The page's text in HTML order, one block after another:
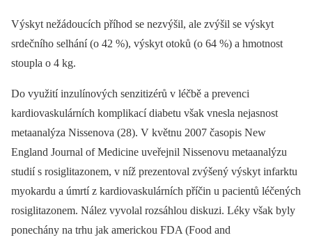
Výskyt nežádoucích příhod se nezvýšil, ale zvýšil se výskyt
srdečního selhání (o 42 %), výskyt otoků (o 64 %) a hmotnost
stoupla o 4 kg.
Do využití inzulínových senzitizérů v léčbě a prevenci
kardiovaskulárních komplikací diabetu však vnesla nejasnost
metaanalýza Nissenova (28). V květnu 2007 časopis New
England Journal of Medicine uveřejnil Nissenovu metaanalýzu
studií s rosiglitazonem, v níž prezentoval zvýšený výskyt infarktu
myokardu a úmrtí z kardiovaskulárních příčin u pacientů léčených
rosiglitazonem. Nález vyvolal rozsáhlou diskuzi. Léky však byly
ponechány na trhu jak americkou FDA (Food and